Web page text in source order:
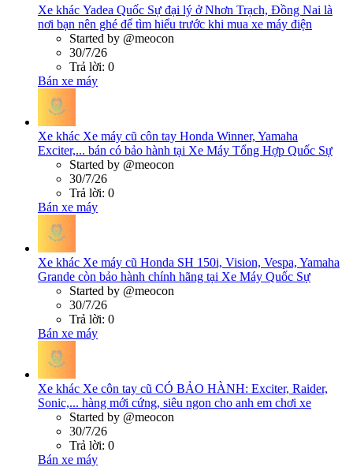
Xe khác Yadea Quốc Sự đại lý ở Nhơn Trạch, Đồng Nai là
nơi bạn nên ghé để tìm hiểu trước khi mua xe máy điện
Started by @meocon
30/7/26
Trả lời: 0
Bán xe máy
Xe khác Xe máy cũ côn tay Honda Winner, Yamaha
Exciter,... bán có bảo hành tại Xe Máy Tổng Hợp Quốc Sự
Started by @meocon
30/7/26
Trả lời: 0
Bán xe máy
Xe khác Xe máy cũ Honda SH 150i, Vision, Vespa, Yamaha
Grande còn bảo hành chính hãng tại Xe Máy Quốc Sự
Started by @meocon
30/7/26
Trả lời: 0
Bán xe máy
Xe khác Xe côn tay cũ CÓ BẢO HÀNH: Exciter, Raider,
Sonic,... hàng mới cứng, siêu ngon cho anh em chơi xe
Started by @meocon
30/7/26
Trả lời: 0
Bán xe máy